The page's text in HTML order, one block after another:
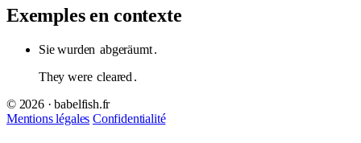
Exemples en contexte
Sie wurden abgeräumt .
They were cleared .
© 2026 · babelfish.fr
Mentions légales Confidentialité